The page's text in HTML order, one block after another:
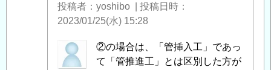
投稿者 yoshibo
投稿日時
2023/01/25(水) 15:28
pirlo
に
②の場合は、「管挿入工」であっ
て「管推進工」とは区別した方が